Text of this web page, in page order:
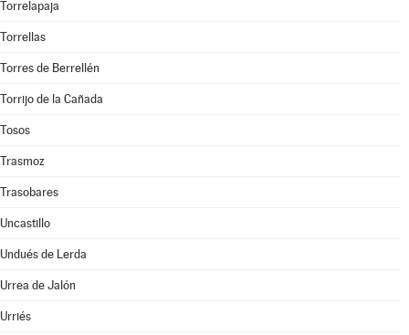
Torrelapaja
Torrellas
Torres de Berrellén
Torrijo de la Cañada
Tosos
Trasmoz
Trasobares
Uncastillo
Undués de Lerda
Urrea de Jalón
Urriés